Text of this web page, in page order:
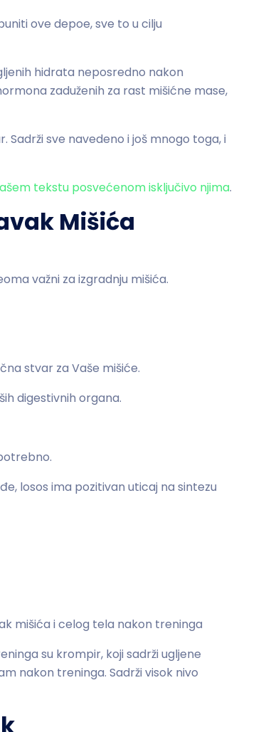
ove depoe, sve to u cilju
hidrata neposredno nakon
zaduženih za rast mišićne mase,
sve navedeno i još mnogo toga, i
tekstu posvećenom isključivo njima.
Mišića
važni za izgradnju mišića.
stvar za Vaše mišiće.
digestivnih organa.
losos ima pozitivan uticaj na sintezu
mišića i celog tela nakon treninga
su krompir, koji sadrži ugljene
nakon treninga. Sadrži visok nivo